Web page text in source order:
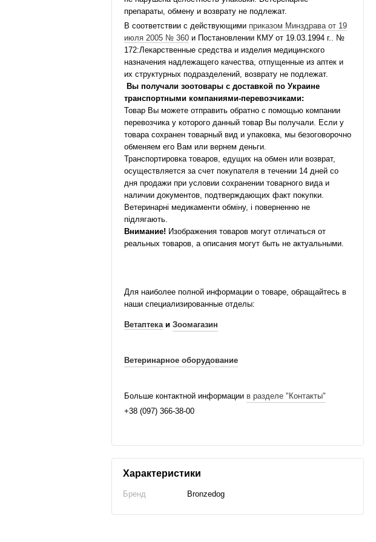
препараты, обмену и возврату не подлежат.
В соответствии с действующими приказом Минздрава от 19
июля 2005 № 360и Постановлении КМУ от 19.03.1994 г.. №
172:Лекарственные средства и изделия медицинского
назначения надлежащего качества, отпущенные из аптек и
их структурных подразделений, возврату не подлежат.
Вы получали зоотовары с доставкой по Украине
транспортными компаниями-перевозчиками:
Товар Вы можете отправить обратно с помощью компании
перевозчика у которого данный товар Вы получали. Если у
товара сохранен товарный вид и упаковка, мы безоговорочно
обменяем его Вам или вернем деньги.
Транспортировка товаров, едущих на обмен или возврат,
осуществляется за счет покупателя в течении 14 дней со
дня продажи при условии сохранении товарного вида и
наличии документов, подтверждающих факт покупки.
Ветеринарні медикаменти обміну, і поверненню не
підлягають.
Внимание! Изображения товаров могут отличаться от
реальных товаров, а описания могут быть не актуальными.
Для наиболее полной информации о товаре, обращайтесь в
наши специализированные отделы:
Ветаптекаи Зоомагазин
Ветеринарное оборудование
Больше контактной информации в разделе "Контакты"
+38 (097) 366-38-00
Характеристики
Бренд Bronzedog